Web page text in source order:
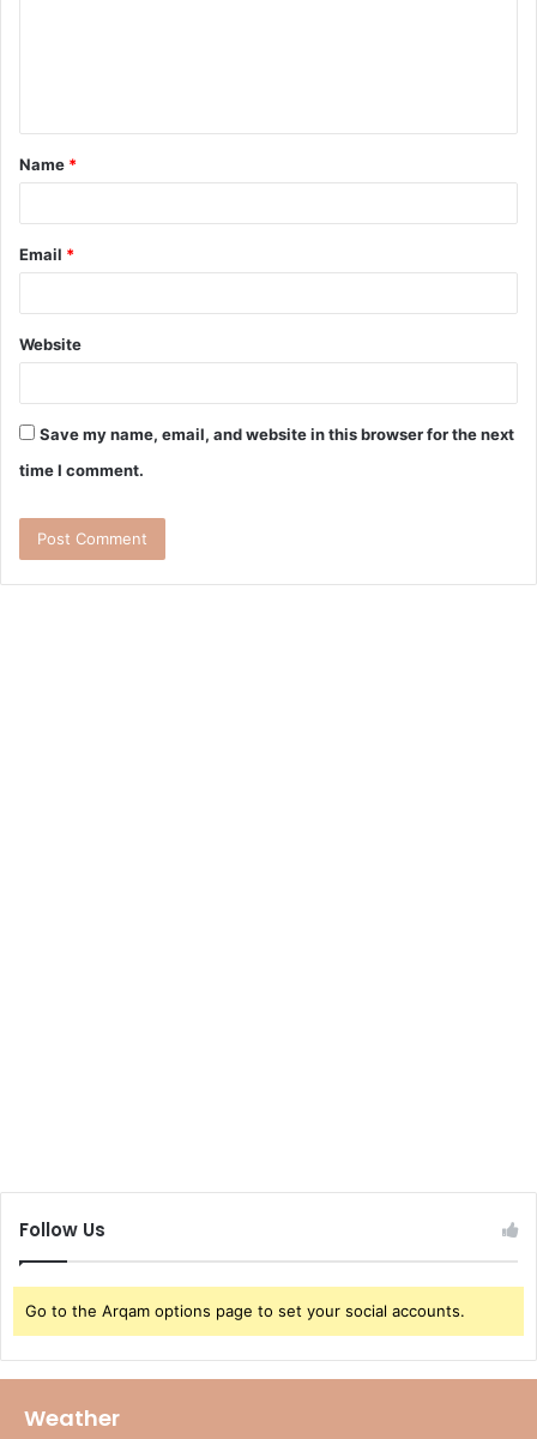
Name *
Email *
Website
Save my name, email, and website in this browser for the next
time I comment.
Follow Us
Go to the Arqam options page to set your social accounts.
Weather